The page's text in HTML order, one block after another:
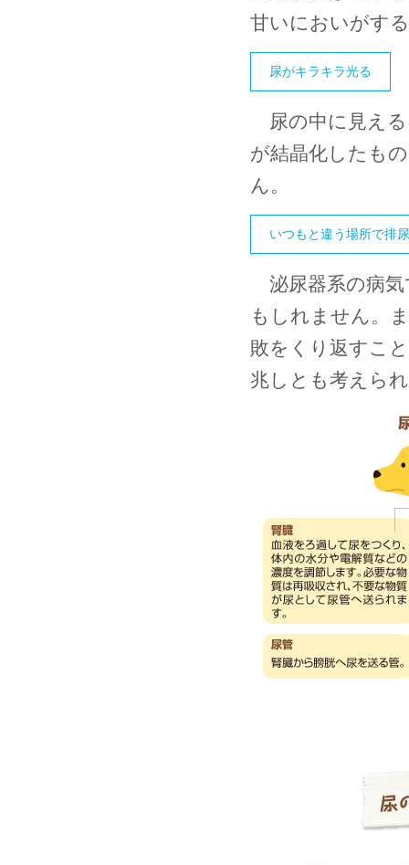
甘いにおいがす
尿がキラキラ光る
尿の中に見える
が結晶化したも
ん。
いつもと違う場所で排
泌尿器系の病気
もしれません。
敗をくり返すこ
兆しとも考えら